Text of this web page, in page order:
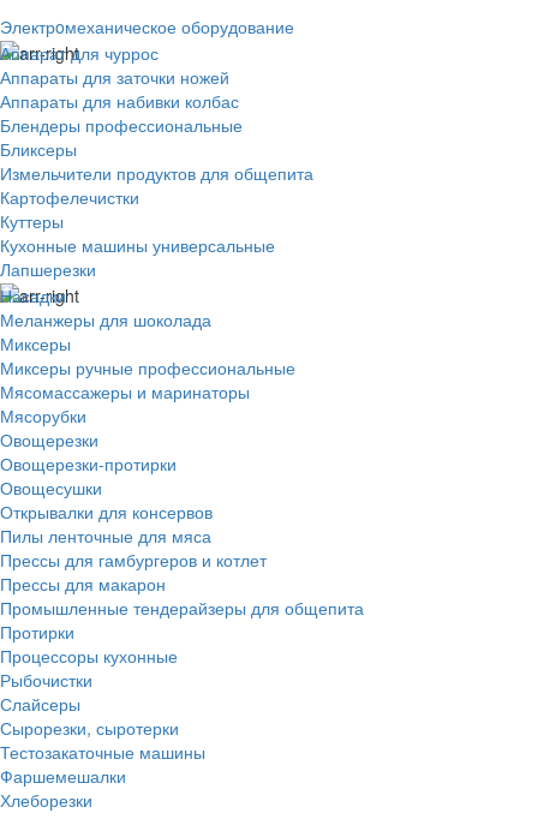
Электрoмеханическое оборудование
Аппарат для чуррос
Аппараты для заточки ножей
Аппараты для набивки колбас
Блендеры профессиональные
Бликсеры
Измельчители продуктов для общепита
Картофелечистки
Куттеры
Кухонные машины универсальные
Лапшерезки
Насадки
Меланжеры для шоколада
Миксеры
Миксеры ручные профессиональные
Мясомассажеры и маринаторы
Мясорубки
Овощерезки
Овощерезки-протирки
Овощесушки
Открывалки для консервов
Пилы ленточные для мяса
Прессы для гамбургеров и котлет
Прессы для макарон
Промышленные тендерайзеры для общепита
Протирки
Процессоры кухонные
Рыбочистки
Слайсеры
Сырорезки, сыротерки
Тестозакаточные машины
Фаршемешалки
Хлеборезки